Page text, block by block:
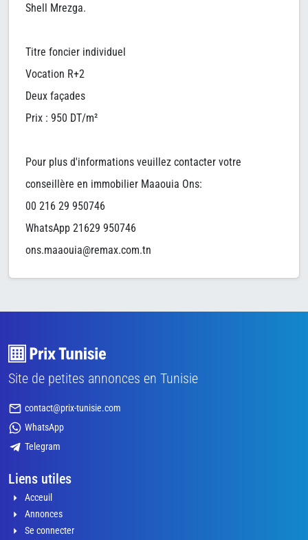
Shell Mrezga.
Titre foncier individuel
Vocation R+2
Deux façades
Prix : 950 DT/m²
Pour plus d'informations veuillez contacter votre
conseillère en immobilier Maaouia Ons:
00 216 29 950746
WhatsApp 21629 950746
ons.maaouia@remax.com.tn
Site de petites annonces en Tunisie
contact@prix-tunisie.com
WhatsApp
Telegram
Liens utiles
Acceuil
Annonces
Se connecter